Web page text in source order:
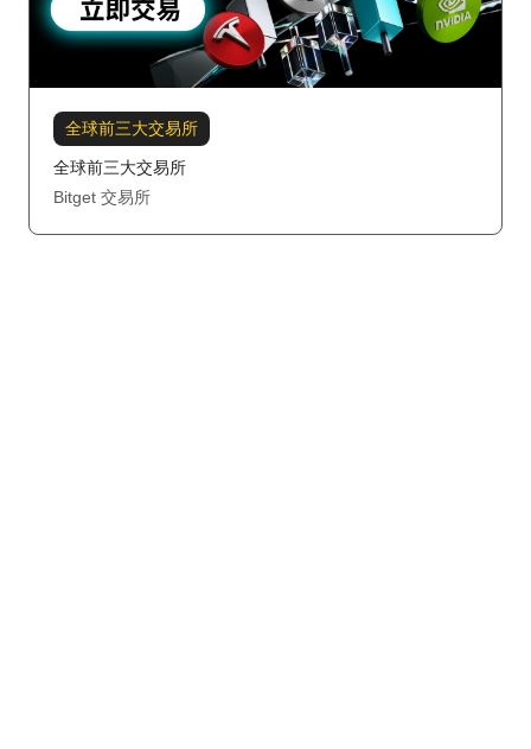
全球前三大交易所
全球前三大交易所
Bitget 交易所